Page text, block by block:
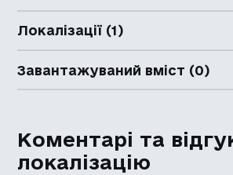
Локалізації (1)
Завантажуваний вміст (0)
Коментарі та
локалізацію